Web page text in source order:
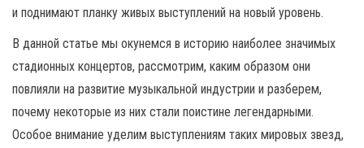
и поднимают планку живых выступлений на новый уровень.
В данной статье мы окунемся в историю наиболее значимых
стадионных концертов, рассмотрим, каким образом они
повлияли на развитие музыкальной индустрии и разберем,
почему некоторые из них стали поистине легендарными.
Особое внимание уделим выступлениям таких мировых звезд,